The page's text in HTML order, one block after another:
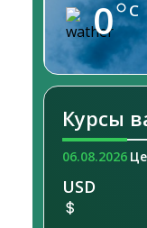
0 C
Курсы
06.08.2026
USD